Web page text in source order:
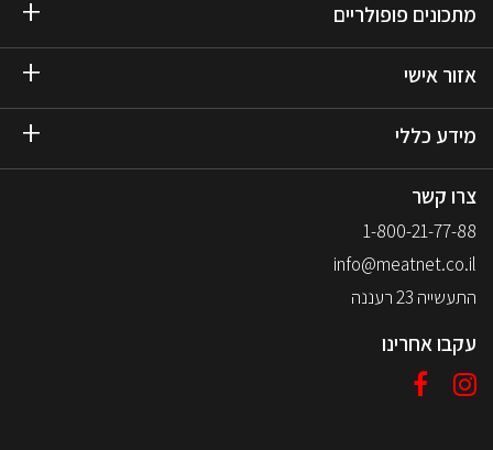
מתכונים פופולריים
אזור אישי
מידע כללי
צרו קשר
1-800-21-77-88
info@meatnet.co.il
התעשייה 23 רעננה
עקבו אחרינו